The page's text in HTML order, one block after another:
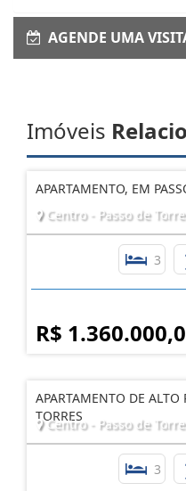
AGENDE UMA
Imóveis
APARTAMENTO, EM
Centro - Passo de
3
R$
APARTAMENTO DE ALTO
TORRES
Centro - Passo de
3